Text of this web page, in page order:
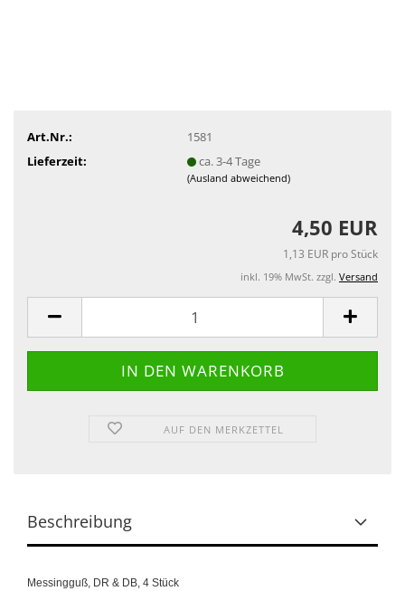
Art.Nr.:
1581
Lieferzeit:
ca. 3-4 Tage
(Ausland abweichend)
4,50 EUR
1,13 EUR pro Stück
inkl. 19% MwSt. zzgl. Versand
AUF DEN MERKZETTEL
Beschreibung
Messingguß, DR & DB, 4 Stück